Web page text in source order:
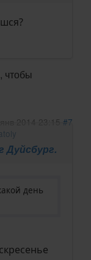
, чтобы
янв 2014 23:15 #7
Дуйсбург.
день